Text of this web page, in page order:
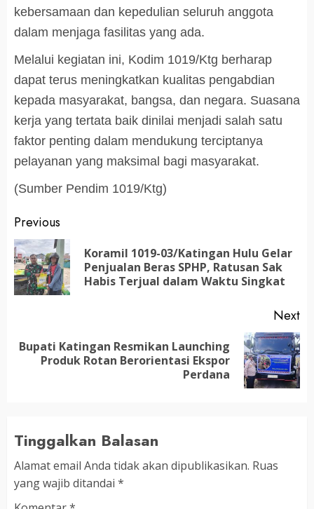
kebersamaan dan kepedulian seluruh anggota
dalam menjaga fasilitas yang ada.
Melalui kegiatan ini, Kodim 1019/Ktg berharap
dapat terus meningkatkan kualitas pengabdian
kepada masyarakat, bangsa, dan negara. Suasana
kerja yang tertata baik dinilai menjadi salah satu
faktor penting dalam mendukung terciptanya
pelayanan yang maksimal bagi masyarakat.
(Sumber Pendim 1019/Ktg)
Post
navigation
Previous
Koramil 1019-03/Katingan Hulu Gelar
Penjualan Beras SPHP, Ratusan Sak
Habis Terjual dalam Waktu Singkat
Next
Next
Bupati Katingan Resmikan Launching
Produk Rotan Berorientasi Ekspor
Perdana
Tinggalkan Balasan
Alamat email Anda tidak akan dipublikasikan. Ruas
yang wajib ditandai *